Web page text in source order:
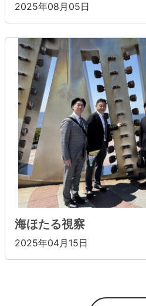
2025年08月05日
海ほたる視察
2025年04月15日